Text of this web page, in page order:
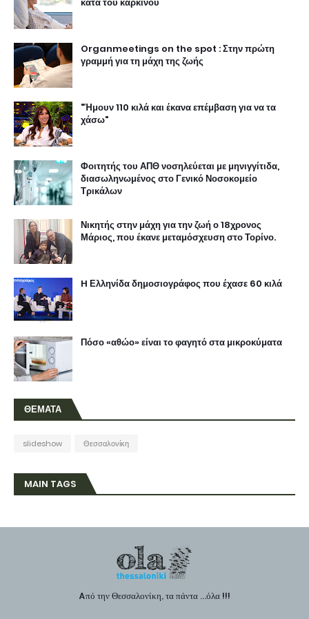
Organmeetings on the spot : Στην πρώτη
γραμμή για τη μάχη της ζωής
"Ήμουν 110 κιλά και έκανα επέμβαση για να τα
χάσω"
Φοιτητής του ΑΠΘ νοσηλεύεται με μηνιγγίτιδα,
διασωληνωμένος στο Γενικό Νοσοκομείο
Τρικάλων
Νικητής στην μάχη για την ζωή ο 18χρονος
Μάριος, που έκανε μεταμόσχευση στο Τορίνο.
H Ελληνίδα δημοσιογράφος που έχασε 60 κιλά
Πόσο «αθώο» είναι το φαγητό στα μικροκύματα
ΘΕΜΑΤΑ
slideshow Θεσσαλονίκη
MAIN TAGS
Aπό την Θεσσαλονίκη, τα πάντα ...όλα !!!